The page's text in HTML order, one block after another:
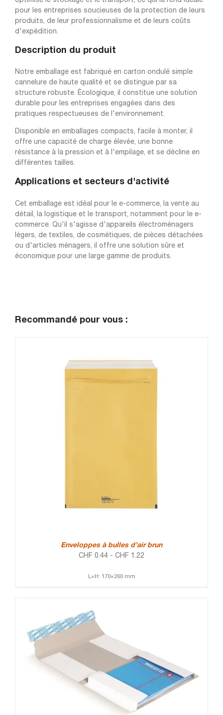
pour les entreprises soucieuses de la protection de leurs
produits, de leur professionnalisme et de leurs coûts
d'expédition.
Description du produit
Notre emballage est fabriqué en carton ondulé simple
cannelure de haute qualité et se distingue par sa
structure robuste. Écologique, il constitue une solution
durable pour les entreprises engagées dans des
pratiques respectueuses de l'environnement.
Disponible en emballages compacts, facile à monter, il
offre une capacité de charge élevée, une bonne
résistance à la pression et à l'empilage, et se décline en
différentes tailles.
Applications et secteurs d'activité
Cet emballage est idéal pour le e-commerce, la vente au
détail, la logistique et le transport, notamment pour le e-
commerce. Qu'il s'agisse d'appareils électroménagers
légers, de textiles, de cosmétiques, de pièces détachées
ou d'articles ménagers, il offre une solution sûre et
économique pour une large gamme de produits.
Recommandé pour vous :
Enveloppes à bulles d’air brun
CHF 0.44 - CHF 1.22
L×H: 170×260 mm